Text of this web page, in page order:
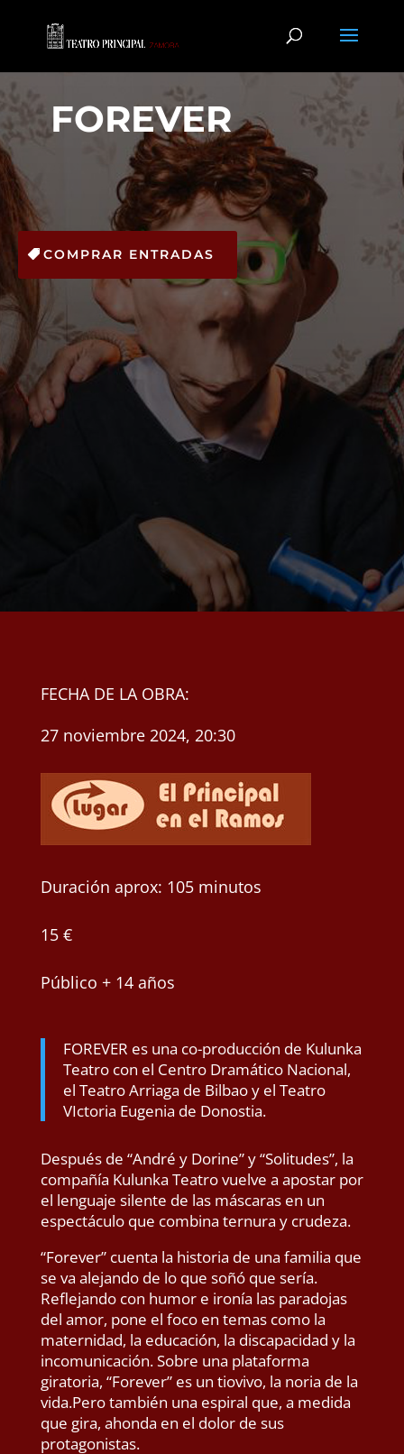
FOREVER
COMPRAR ENTRADAS
FECHA DE LA OBRA:
27 noviembre 2024, 20:30
Duración aprox: 105 minutos
15 €
Público + 14 años
FOREVER es una co-producción de Kulunka
Teatro con el Centro Dramático Nacional,
el Teatro Arriaga de Bilbao y el Teatro
VIctoria Eugenia de Donostia.
Después de “André y Dorine” y “Solitudes”, la
compañía Kulunka Teatro vuelve a apostar por
el lenguaje silente de las máscaras en un
espectáculo que combina ternura y crudeza.
“Forever” cuenta la historia de una familia que
se va alejando de lo que soñó que sería.
Reflejando con humor e ironía las paradojas
del amor, pone el foco en temas como la
maternidad, la educación, la discapacidad y la
incomunicación. Sobre una plataforma
giratoria, “Forever” es un tiovivo, la noria de la
vida.Pero también una espiral que, a medida
que gira, ahonda en el dolor de sus
protagonistas.